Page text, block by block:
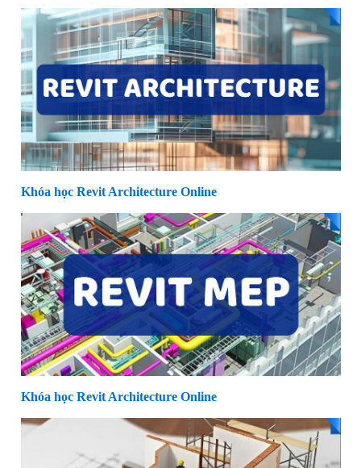
Khóa học Revit Architecture Online
Khóa học Revit Architecture Online